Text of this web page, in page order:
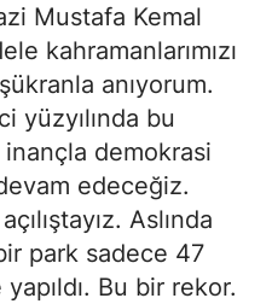
Mustafa Kemal
kahramanlarımızı
anıyorum.
yüzyılında bu
demokrasi
edeceğiz.
Aslında
park sadece 47
Bu bir rekor.